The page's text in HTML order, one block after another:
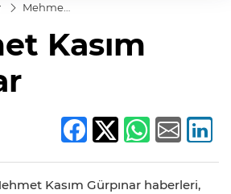
Mehmet
Gürpınar
Kasım
Kasım Gürpınar haberleri,